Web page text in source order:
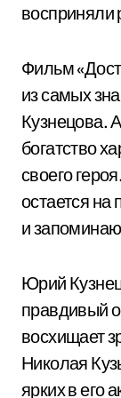
восприняли
Фильм
из самых
Кузнецова.
богатство
своего
остается
и
Юрий
правдивый
восхищает
Николая
ярких в его